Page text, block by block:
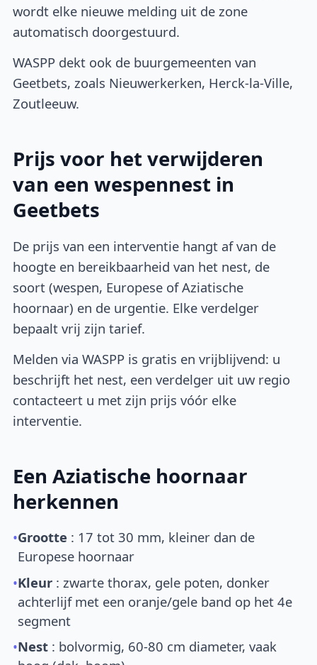
wordt elke nieuwe melding uit de zone
automatisch doorgestuurd.
WASPP dekt ook de buurgemeenten van
Geetbets, zoals Nieuwerkerken, Herck-la-Ville,
Zoutleeuw.
Prijs voor het verwijderen
van een wespennest in
Geetbets
De prijs van een interventie hangt af van de
hoogte en bereikbaarheid van het nest, de
soort (wespen, Europese of Aziatische
hoornaar) en de urgentie. Elke verdelger
bepaalt vrij zijn tarief.
Melden via WASPP is gratis en vrijblijvend: u
beschrijft het nest, een verdelger uit uw regio
contacteert u met zijn prijs vóór elke
interventie.
Een Aziatische hoornaar
herkennen
•Grootte : 17 tot 30 mm, kleiner dan de
Europese hoornaar
•Kleur : zwarte thorax, gele poten, donker
achterlijf met een oranje/gele band op het 4e
segment
•Nest : bolvormig, 60-80 cm diameter, vaak